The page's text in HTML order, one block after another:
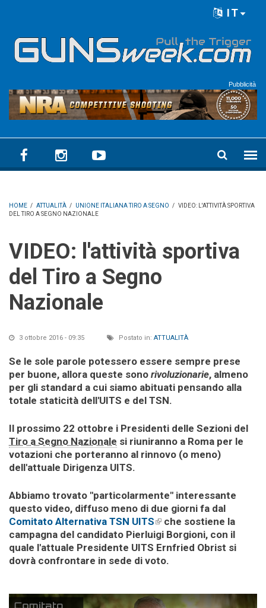
IT
Pubblicità
HOME / ATTUALITÀ / UNIONE ITALIANA TIRO A SEGNO / VIDEO: L'ATTIVITÀ SPORTIVA
DEL TIRO A SEGNO NAZIONALE
VIDEO: l'attività sportiva
del Tiro a Segno
Nazionale
3 ottobre 2016 - 09:35 Postato in: ATTUALITÀ
Se le sole parole potessero essere sempre prese
per buone, allora queste sono rivoluzionarie, almeno
per gli standard a cui siamo abituati pensando alla
totale staticità dell'UITS e del TSN.
Il prossimo 22 ottobre i Presidenti delle Sezioni del
Tiro a Segno Nazionale si riuniranno a Roma per le
votazioni che porteranno al rinnovo (o meno)
dell'attuale Dirigenza UITS.
Abbiamo trovato "particolarmente" interessante
questo video, diffuso meno di due giorni fa dal
Comitato Alternativa TSN UITS(link is external)
che sostiene la
campagna del candidato Pierluigi Borgioni, con il
quale l'attuale Presidente UITS Ernfried Obrist si
dovrà confrontare in sede di voto.